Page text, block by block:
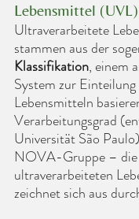
Lebensmittel
Ultraverarbeitete
stammen aus der
Klassifikation, einem
System zur Einteilung
Lebensmitteln
Verarbeitungsgrad
Universität São
NOVA-Gruppe – die
ultraverarbeiteten
zeichnet sich aus